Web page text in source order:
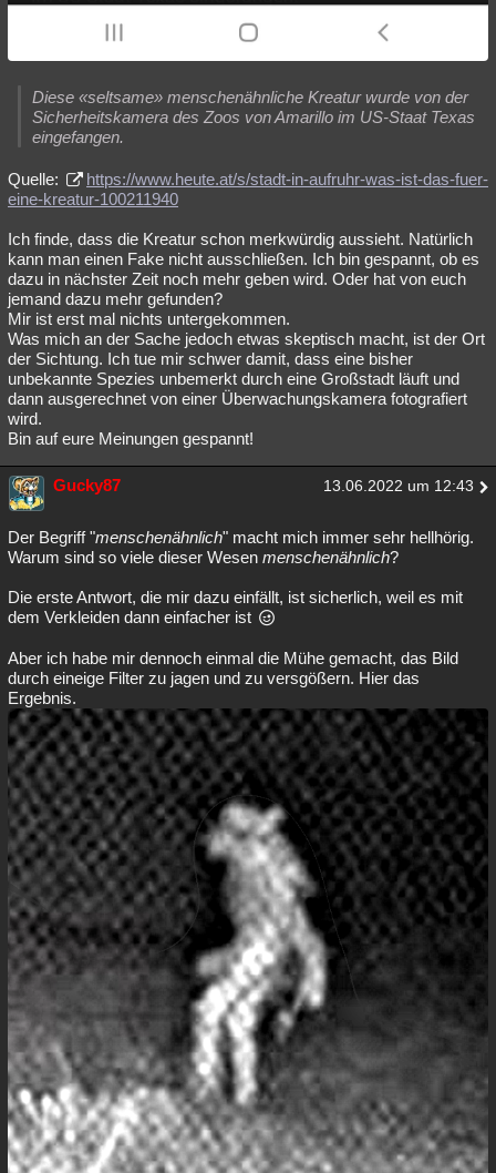
Diese «seltsame» menschenähnliche Kreatur wurde von der
Sicherheitskamera des Zoos von Amarillo im US-Staat Texas
eingefangen.
Quelle:
https://www.heute.at/s/stadt-in-aufruhr-was-ist-das-fuer-
eine-kreatur-100211940
Ich finde, dass die Kreatur schon merkwürdig aussieht. Natürlich
kann man einen Fake nicht ausschließen. Ich bin gespannt, ob es
dazu in nächster Zeit noch mehr geben wird. Oder hat von euch
jemand dazu mehr gefunden?
Mir ist erst mal nichts untergekommen.
Was mich an der Sache jedoch etwas skeptisch macht, ist der Ort
der Sichtung. Ich tue mir schwer damit, dass eine bisher
unbekannte Spezies unbemerkt durch eine Großstadt läuft und
dann ausgerechnet von einer Überwachungskamera fotografiert
wird.
Bin auf eure Meinungen gespannt!
Gucky87 13.06.2022 um 12:43
Der Begriff "menschenähnlich" macht mich immer sehr hellhörig.
Warum sind so viele dieser Wesen menschenähnlich?
Die erste Antwort, die mir dazu einfällt, ist sicherlich, weil es mit
dem Verkleiden dann einfacher ist
Aber ich habe mir dennoch einmal die Mühe gemacht, das Bild
durch eineige Filter zu jagen und zu versgößern. Hier das
Ergebnis.